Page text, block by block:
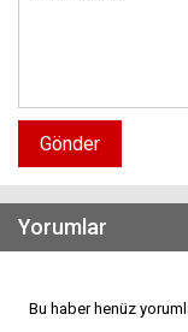
Gönder
Yorumlar
Bu haber henüz